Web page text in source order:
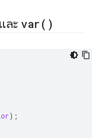
ละ var( )
);